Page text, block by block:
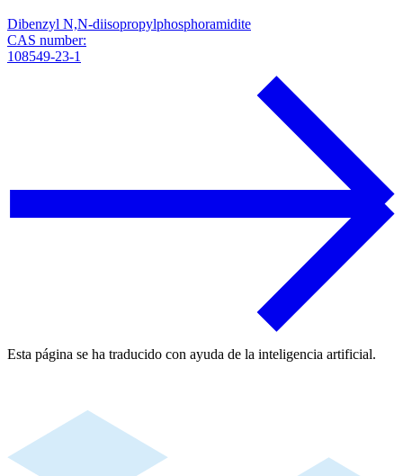
Dibenzyl N,N-diisopropylphosphoramidite
CAS number:
108549-23-1
Esta página se ha traducido con ayuda de la inteligencia artificial.